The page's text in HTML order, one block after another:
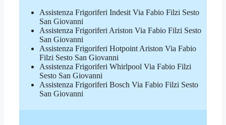
Assistenza Frigoriferi Indesit Via Fabio Filzi Sesto
San Giovanni
Assistenza Frigoriferi Ariston Via Fabio Filzi Sesto
San Giovanni
Assistenza Frigoriferi Hotpoint Ariston Via Fabio
Filzi Sesto San Giovanni
Assistenza Frigoriferi Whirlpool Via Fabio Filzi
Sesto San Giovanni
Assistenza Frigoriferi Bosch Via Fabio Filzi Sesto
San Giovanni